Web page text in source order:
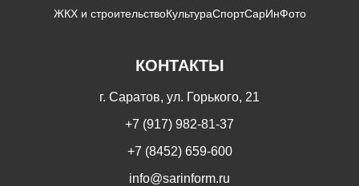
ЖКХ и строительствоКультураСпортСарИнФото
КОНТАКТЫ
г. Саратов, ул. Горького, 21
+7 (917) 982-81-37
+7 (8452) 659-600
info@sarinform.ru